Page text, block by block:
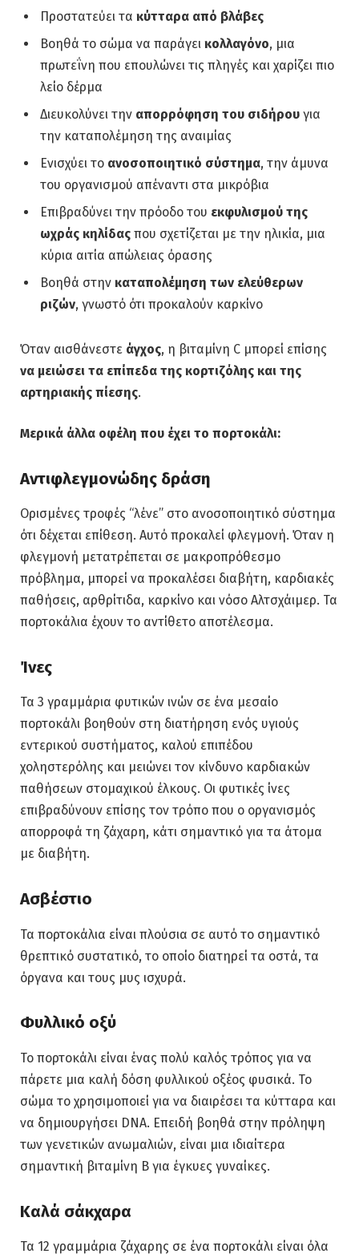
Προστατεύει τα κύτταρα από βλάβες
Βοηθά το σώμα να παράγει κολλαγόνο, μια
πρωτεΐνη που επουλώνει τις πληγές και χαρίζει πιο
λείο δέρμα
Διευκολύνει την απορρόφηση του σιδήρου για
την καταπολέμηση της αναιμίας
Ενισχύει το ανοσοποιητικό σύστημα, την άμυνα
του οργανισμού απέναντι στα μικρόβια
Επιβραδύνει την πρόοδο του εκφυλισμού της
ωχράς κηλίδας που σχετίζεται με την ηλικία, μια
κύρια αιτία απώλειας όρασης
Βοηθά στην καταπολέμηση των ελεύθερων
ριζών, γνωστό ότι προκαλούν καρκίνο
Όταν αισθάνεστε άγχος, η βιταμίνη C μπορεί επίσης
να μειώσει τα επίπεδα της κορτιζόλης και της
αρτηριακής πίεσης.
Μερικά άλλα οφέλη που έχει το πορτοκάλι:
Αντιφλεγμονώδης δράση
Ορισμένες τροφές “λένε” στο ανοσοποιητικό σύστημα
ότι δέχεται επίθεση. Αυτό προκαλεί φλεγμονή. Όταν η
φλεγμονή μετατρέπεται σε μακροπρόθεσμο
πρόβλημα, μπορεί να προκαλέσει διαβήτη, καρδιακές
παθήσεις, αρθρίτιδα, καρκίνο και νόσο Αλτσχάιμερ. Τα
πορτοκάλια έχουν το αντίθετο αποτέλεσμα.
Ίνες
Τα 3 γραμμάρια φυτικών ινών σε ένα μεσαίο
πορτοκάλι βοηθούν στη διατήρηση ενός υγιούς
εντερικού συστήματος, καλού επιπέδου
χοληστερόλης και μειώνει τον κίνδυνο καρδιακών
παθήσεων στομαχικού έλκους. Οι φυτικές ίνες
επιβραδύνουν επίσης τον τρόπο που ο οργανισμός
απορροφά τη ζάχαρη, κάτι σημαντικό για τα άτομα
με διαβήτη.
Ασβέστιο
Τα πορτοκάλια είναι πλούσια σε αυτό το σημαντικό
θρεπτικό συστατικό, το οποίο διατηρεί τα οστά, τα
όργανα και τους μυς ισχυρά.
Φυλλικό οξύ
Το πορτοκάλι είναι ένας πολύ καλός τρόπος για να
πάρετε μια καλή δόση φυλλικού οξέος φυσικά. Το
σώμα το χρησιμοποιεί για να διαιρέσει τα κύτταρα και
να δημιουργήσει DNA. Επειδή βοηθά στην πρόληψη
των γενετικών ανωμαλιών, είναι μια ιδιαίτερα
σημαντική βιταμίνη Β για έγκυες γυναίκες.
Καλά σάκχαρα
Τα 12 γραμμάρια ζάχαρης σε ένα πορτοκάλι είναι όλα